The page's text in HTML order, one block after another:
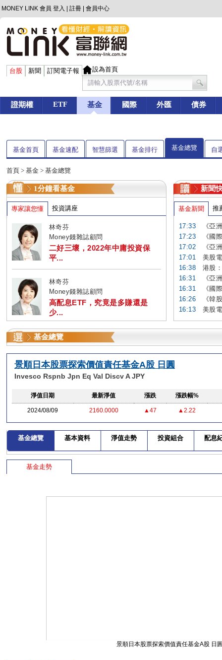
MONEY LINK 會員 登入 註冊 會員中心
台股 新聞 訂閱電子報 設為首頁
證期權 ETF 基金 國際 外匯 債券
基金首頁 基金速配 智慧篩選 基金排行 基金總覽 自
首頁 > 基金 > 基金總覽
1分鐘看基金
專家讓您懂 投資講座
林奇芬
Money錢雜誌顧問
二好三壞，2022年中庸投資保
平...
林奇芬
Money錢雜誌顧問
高配息ETF，究竟是多賺還是
少...
新聞
基金新聞 推
17:33
《亞
17:23
《國
17:02
《亞
17:01
美股
16:38
港股
16:31
《亞
16:31
《國
16:26
《韓
16:13
美股
基金總覽
景順日本股票探索價值責任基金A股 日圓
Invesco Rspnb Jpn Eq Val Discv A JPY
淨值日期 最新淨值 漲跌 漲跌幅%
2024/08/09 2160.0000 ▲47 ▲2.22
基金總覽 基本資料 淨值走勢 投資組合 配息
基金走勢
景順日本股票探索價值責任基金A股 日